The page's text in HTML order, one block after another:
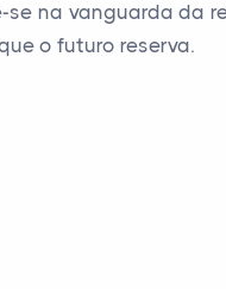
se na vanguarda da
o futuro reserva.